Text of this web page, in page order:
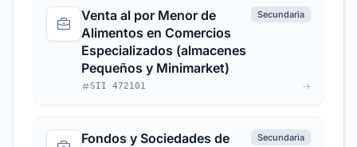
Venta al por Menor de
Alimentos en Comercios
Especializados (almacenes
Pequeños y Minimarket)
Secundaria
SII 472101
Fondos y Sociedades de
Secundaria